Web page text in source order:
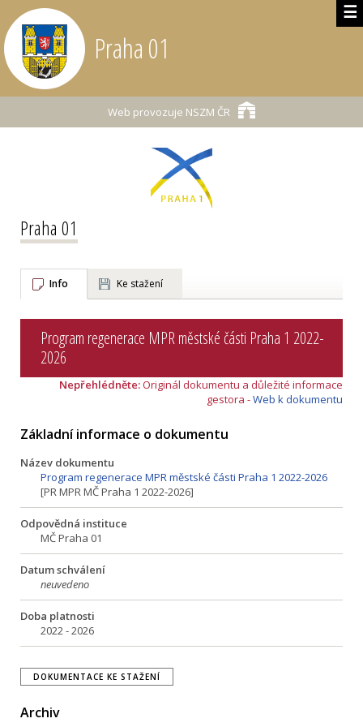
☰
Praha 01
Web provozuje NSZM ČR
Praha 01
Info Ke stažení
Program regenerace MPR městské části Praha 1 2022-
2026
Nepřehlédněte:Originál dokumentu a důležité informace
gestora -Web k dokumentu
Základní informace o dokumentu
Název dokumentu
Program regenerace MPR městské části Praha 1 2022-2026
[PR MPR MČ Praha 1 2022-2026]
Odpovědná instituce
MČ Praha 01
Datum schválení
neuvedeno
Doba platnosti
2022 - 2026
DOKUMENTACE KE STAŽENÍ
Archiv